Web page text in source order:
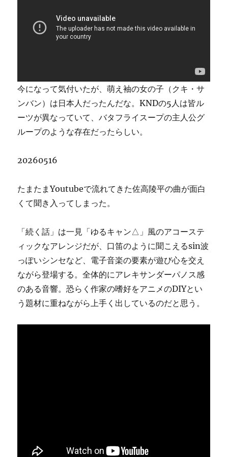
今になって気付いたが、萌え袖の女の子（クキ・サ
ンバン）は日本人だったんだな。KNDの5人は皆ル
ーツが異なっていて、バタフライスープの主人公グ
ループのような存在だったらしい。
20260516
たまたまYoutubeで流れてきた佐高陵平の曲が面白
くて聞き入ってしまった。
「続く話」は一見「ゆるキャン△」風のアコーステ
ィックなアレンジだが、口笛のように聞こえるsin波
っぽいシンセなど、電子音楽の要素が遊び心を交え
ながら登場する。全体的にアレキサンダーパノス感
のある音響。恐らく作家の嗜好をアニメのDIYとい
う題材に重ねながら上手く出しているのだと思う。